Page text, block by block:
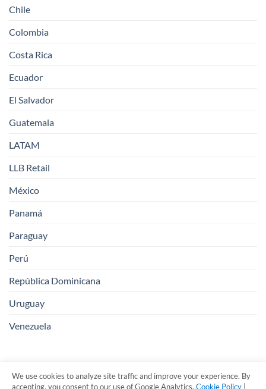
Chile
Colombia
Costa Rica
Ecuador
El Salvador
Guatemala
LATAM
LLB Retail
México
Panamá
Paraguay
Perú
República Dominicana
Uruguay
Venezuela
We use cookies to analyze site traffic and improve your experience. By
accepting, you consent to our use of Google Analytics. Cookie Policy